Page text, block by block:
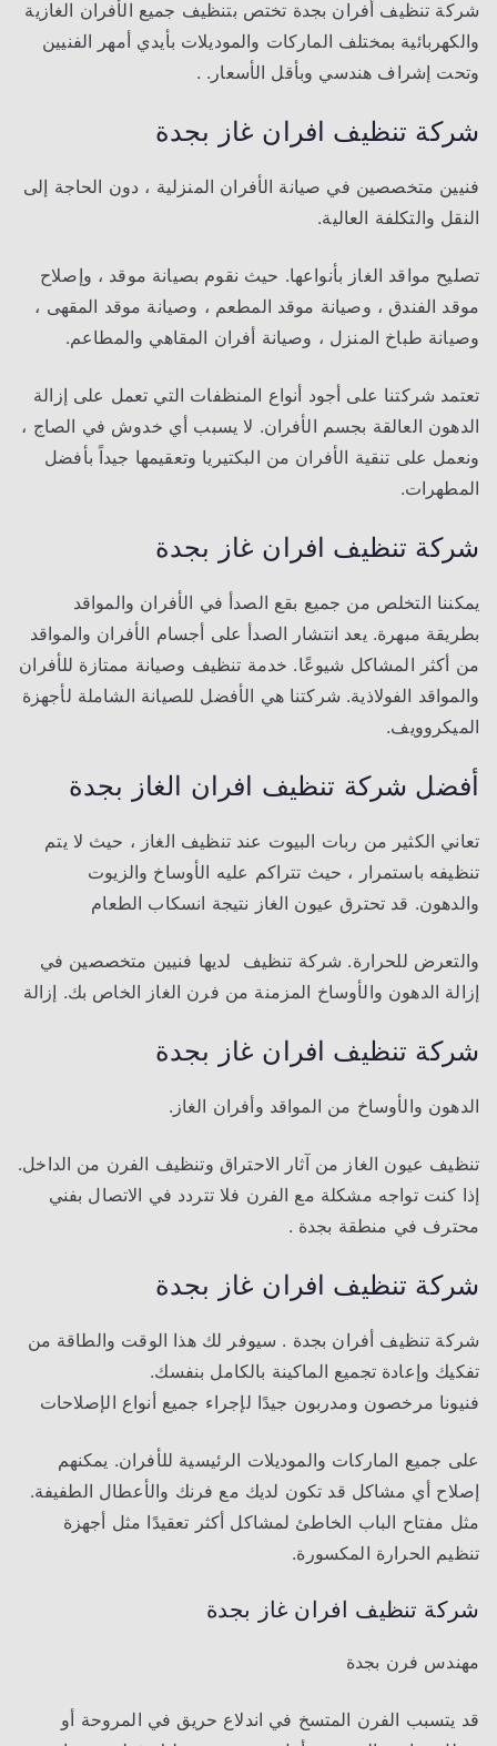
شركة تنظيف أفران بجدة تختص بتنظيف جميع الأفران الغازية
والكهربائية بمختلف الماركات والموديلات بأيدي أمهر الفنيين
وتحت إشراف هندسي وبأقل الأسعار. .
شركة تنظيف افران غاز بجدة
فنيين متخصصين في صيانة الأفران المنزلية ، دون الحاجة إلى
النقل والتكلفة العالية.
تصليح مواقد الغاز بأنواعها. حيث نقوم بصيانة موقد ، وإصلاح
موقد الفندق ، وصيانة موقد المطعم ، وصيانة موقد المقهى ،
وصيانة طباخ المنزل ، وصيانة أفران المقاهي والمطاعم.
تعتمد شركتنا على أجود أنواع المنظفات التي تعمل على إزالة
الدهون العالقة بجسم الأفران. لا يسبب أي خدوش في الصاج ،
ونعمل على تنقية الأفران من البكتيريا وتعقيمها جيداً بأفضل
المطهرات.
شركة تنظيف افران غاز بجدة
يمكننا التخلص من جميع بقع الصدأ في الأفران والمواقد
بطريقة مبهرة. يعد انتشار الصدأ على أجسام الأفران والمواقد
من أكثر المشاكل شيوعًا. خدمة تنظيف وصيانة ممتازة للأفران
والمواقد الفولاذية. شركتنا هي الأفضل للصيانة الشاملة لأجهزة
الميكروويف.
أفضل شركة تنظيف افران الغاز بجدة
تعاني الكثير من ربات البيوت عند تنظيف الغاز ، حيث لا يتم
تنظيفه باستمرار ، حيث تتراكم عليه الأوساخ والزيوت
والدهون. قد تحترق عيون الغاز نتيجة انسكاب الطعام
والتعرض للحرارة. شركة تنظيف لديها فنيين متخصصين في
إزالة الدهون والأوساخ المزمنة من فرن الغاز الخاص بك. إزالة
شركة تنظيف افران غاز بجدة
الدهون والأوساخ من المواقد وأفران الغاز.
تنظيف عيون الغاز من آثار الاحتراق وتنظيف الفرن من الداخل.
إذا كنت تواجه مشكلة مع الفرن فلا تتردد في الاتصال بفني
محترف في منطقة بجدة .
شركة تنظيف افران غاز بجدة
شركة تنظيف أفران بجدة . سيوفر لك هذا الوقت والطاقة من
تفكيك وإعادة تجميع الماكينة بالكامل بنفسك.
فنيونا مرخصون ومدربون جيدًا لإجراء جميع أنواع الإصلاحات
على جميع الماركات والموديلات الرئيسية للأفران. يمكنهم
إصلاح أي مشاكل قد تكون لديك مع فرنك والأعطال الطفيفة.
مثل مفتاح الباب الخاطئ لمشاكل أكثر تعقيدًا مثل أجهزة
تنظيم الحرارة المكسورة.
شركة تنظيف افران غاز بجدة
مهندس فرن بجدة
قد يتسبب الفرن المتسخ في اندلاع حريق في المروحة أو